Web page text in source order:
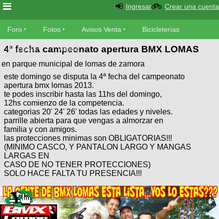
Foro
Foro
Técnica
Mecánica
Fotos
SUBÍ
tu
foto
Galeria
XC
Bicicletas
Viajes
Descenso
Dirt
Avisos
Ventas
SUBÍ
tu
aviso
Buscar
Ultimos
Fotos
Bicicleterías
Bicicletas
Bicicletas
Tandem
Freerider
Videos
Cicloturismo
Salidas
Usuarios
Ingresar Crear una cuenta
Foro Fotos Avisos Venta Bicicleterías
Bicicletas Videos
4ª fecha campeonato apertura BMX LOMAS
en parque municipal de lomas de zamora
este domingo se disputa la 4ª fecha del campeonato
apertura bmx lomas 2013.
te podes inscribir hasta las 11hs del domingo,
12hs comienzo de la competencia.
categorias 20' 24' 26' todas las edades y niveles.
parrille abierta para que vengas a almorzar en
familia y con amigos.
las protecciones minimas son OBLIGATORIAS!!!
(MINIMO CASCO, Y PANTALON LARGO Y MANGAS
LARGAS EN
CASO DE NO TENER PROTECCIONES)
SOLO HACE FALTA TU PRESENCIA!!!